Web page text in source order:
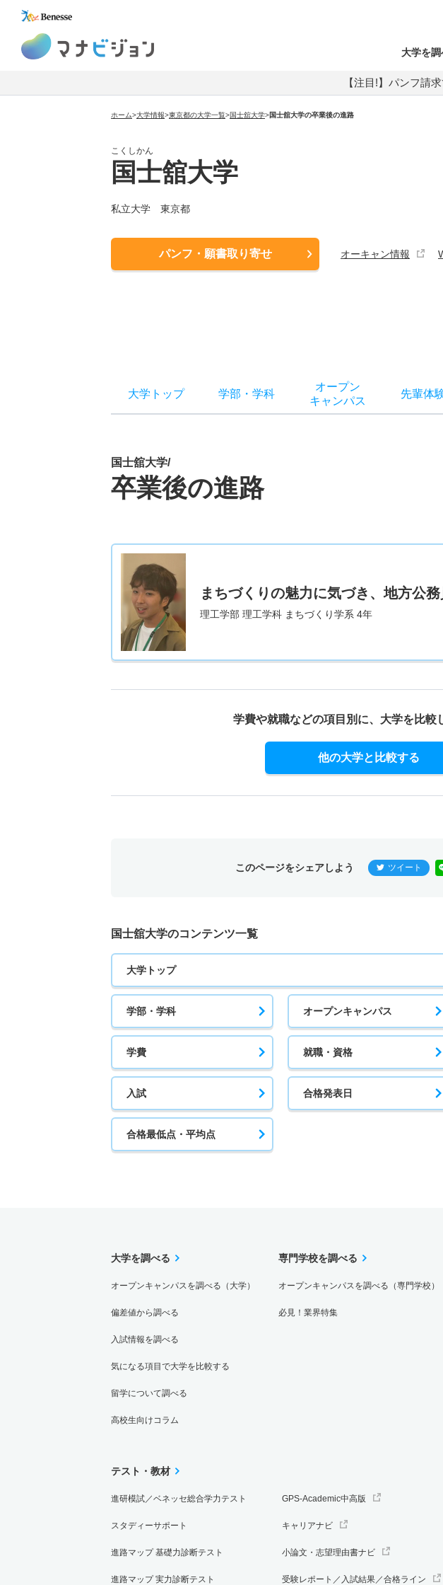
大学を調
【注目!】パンフ請
ホーム>大学情報>東京都の大学一覧>国士舘大学>国士舘大学の卒業後の進路
こくしかん
国士舘大学
私立大学 東京都
パンフ・願書取り寄せ オーキャン情報
大学トップ 学部 ・ 学科
オープン
キャンパス
先輩体
国士舘大学/
卒業後の進路
まちづくりの魅力に気づき、地方公
理工学部 理工学科 まちづくり学系 4年
学費や就職などの項目別に、 大学を比較
他の大学と比較する
このページをシェアしよう ツイート
国士舘大学のコンテンツ一覧
大学トップ
学部・学科 オープンキャンパス
学費 就職・資格
入試 合格発表日
合格最低点・平均点
大学を調べる
オープンキャンパスを調べる（大学）
偏差値から調べる
入試情報を調べる
気になる項目で大学を比較する
留学について調べる
高校生向けコラム
専門学校を調べる
オープンキャンパスを調べる（専門学校）
必見！業界特集
テスト・教材
進研模試／ベネッセ総合学力テスト
スタディーサポート
進路マップ 基礎力診断テスト
進路マップ 実力診断テスト
GPS-Academic中高版
キャリアナビ
小論文・志望理由書ナビ
受験レポート／入試結果／合格ライン